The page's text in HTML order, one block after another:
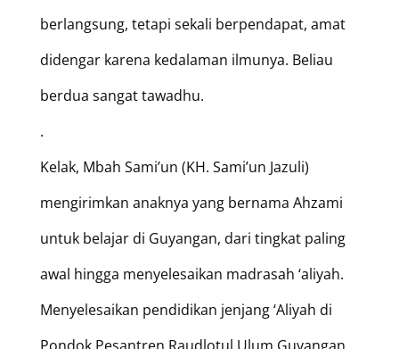
berlangsung, tetapi sekali berpendapat, amat
didengar karena kedalaman ilmunya. Beliau
berdua sangat tawadhu.
.
Kelak, Mbah Sami’un (KH. Sami’un Jazuli)
mengirimkan anaknya yang bernama Ahzami
untuk belajar di Guyangan, dari tingkat paling
awal hingga menyelesaikan madrasah ‘aliyah.
Menyelesaikan pendidikan jenjang ‘Aliyah di